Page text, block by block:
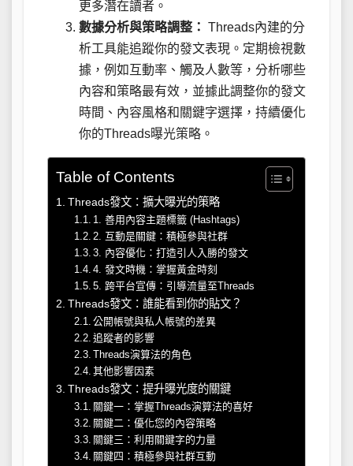
更多潛在讀者。
數據分析與策略調整： Threads內建的分
析工具能追蹤你的發文表現。定期檢視數
據，例如互動率、觸及人數等，分析哪些
內容和策略最有效，並據此調整你的發文
時間、內容風格和關鍵字選擇，持續優化
你的Threads曝光策略。
Table of Contents
Threads發文：擴大曝光的策略
1. 善用內容主題標籤 (Hashtags)
2. 互動是關鍵：積極參與社群
3. 內容優化：打造引人入勝的發文
4. 發文時機：掌握黃金時刻
5. 跨平台宣傳：引導流量至Threads
Threads發文：誰能看到你的貼文？
公開帳號與私人帳號的差異
追蹤者的影響
Threads演算法的角色
其他影響因素
Threads發文：提升曝光度的關鍵
關鍵一：掌握Threads演算法的喜好
關鍵二：優化您的內容策略
關鍵三：利用關鍵字的力量
關鍵四：積極參與社群互動